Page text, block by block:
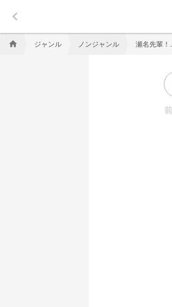
keyboard_arrow_left
home ジャンル ノンジャンル